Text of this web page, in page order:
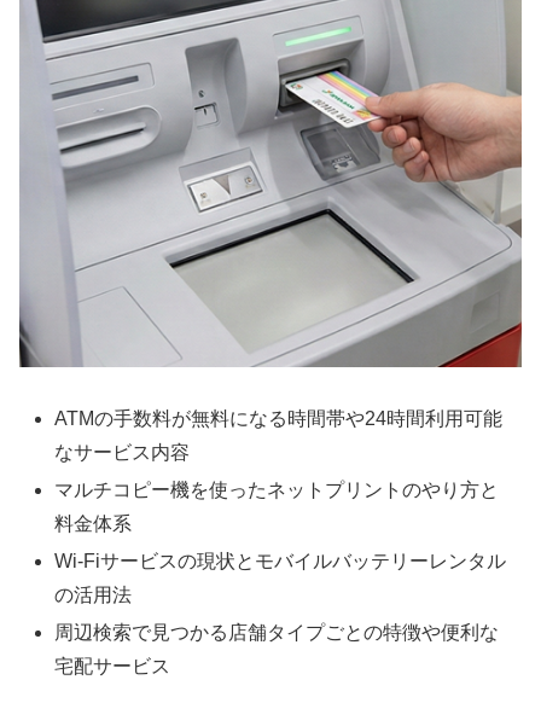
ATMの手数料が無料になる時間帯や24時間利用可能
なサービス内容
マルチコピー機を使ったネットプリントのやり方と
料金体系
Wi-Fiサービスの現状とモバイルバッテリーレンタル
の活用法
周辺検索で見つかる店舗タイプごとの特徴や便利な
宅配サービス